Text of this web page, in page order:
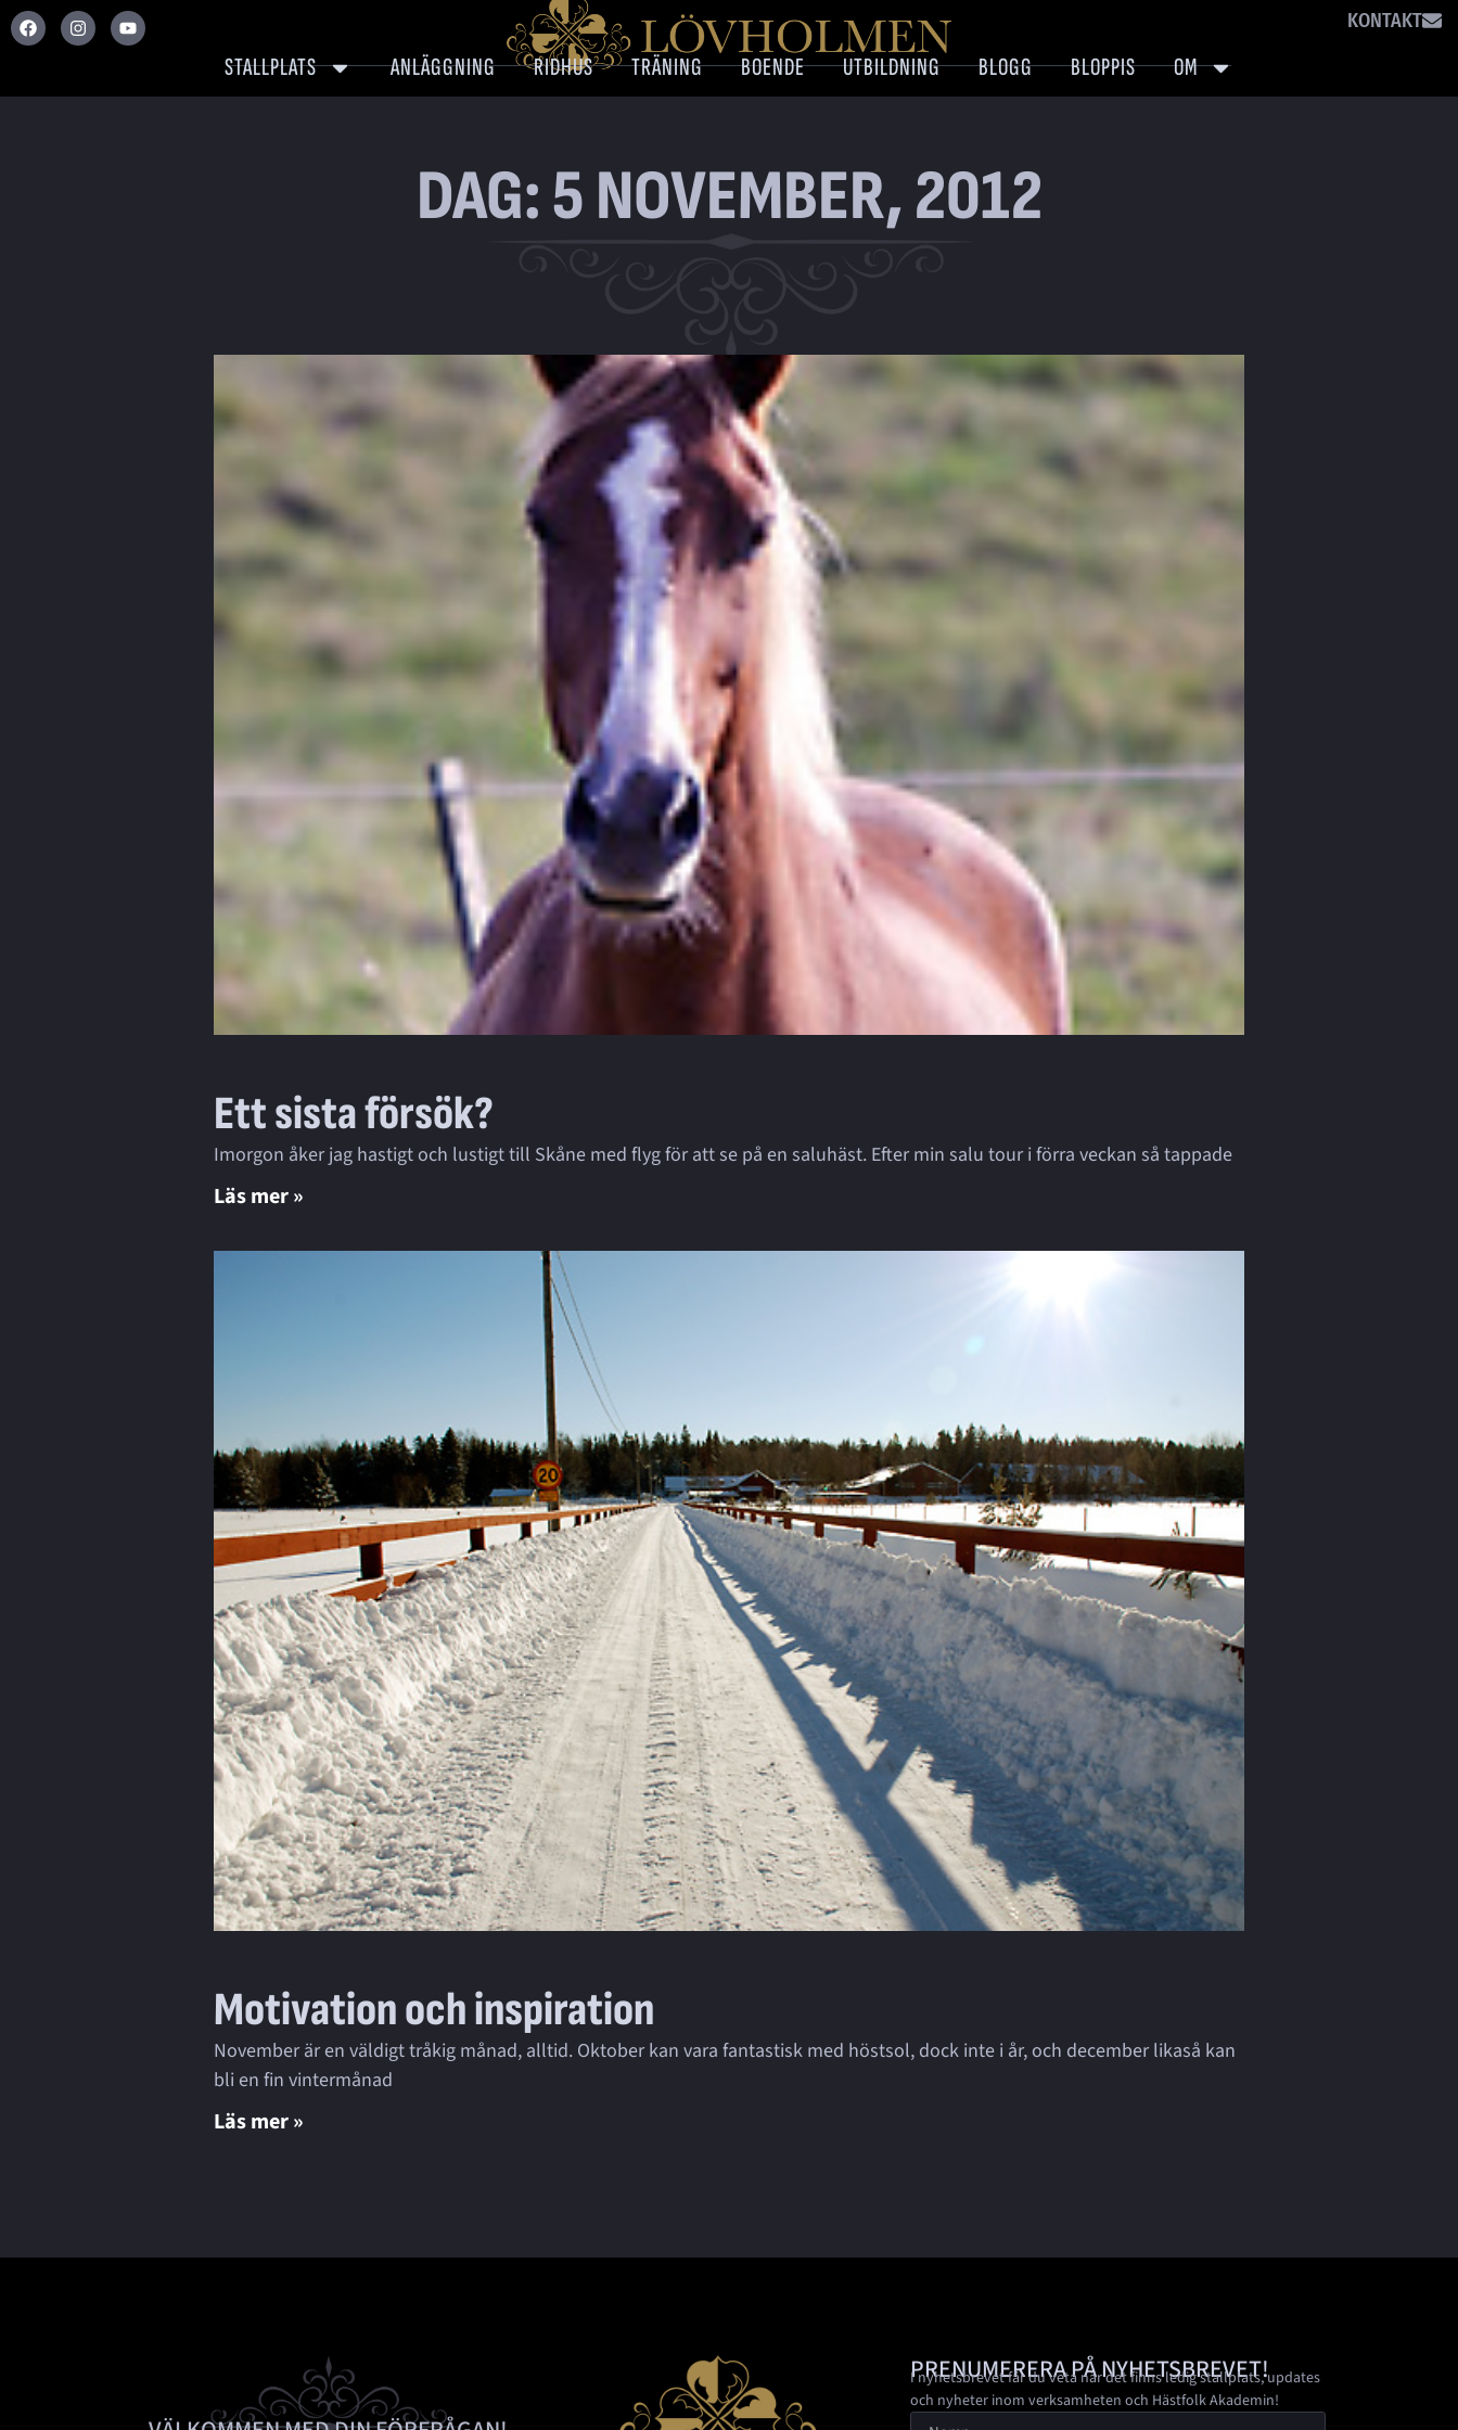
KONTAKT
STALLPLATS ANLÄGGNING RIDHUS TRÄNING BOENDE UTBILDNING BLOGG BLOPPIS OM
DAG: 5 NOVEMBER, 2012
Ett sista försök?
Imorgon åker jag hastigt och lustigt till Skåne med flyg för att se på en saluhäst. Efter min salu tour i förra veckan så tappade
Läs mer »
Motivation och inspiration
November är en väldigt tråkig månad, alltid. Oktober kan vara fantastisk med höstsol, dock inte i år, och december likaså kan
bli en fin vintermånad
Läs mer »
PRENUMERERA PÅ NYHETSBREVET!
I nyhetsbrevet får du veta när det finns ledig stallplats, updates
och nyheter inom verksamheten och Hästfolk Akademin!